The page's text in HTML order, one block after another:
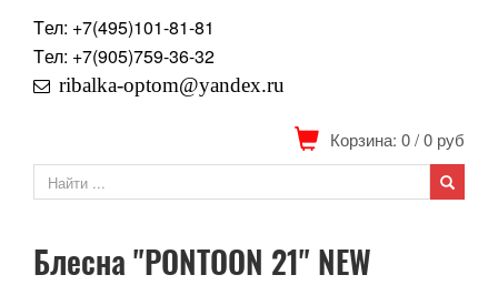
Tел: +7(495)101-81-81
Tел: +7(905)759-36-32
ribalka-optom@yandex.ru
Корзина: 0/0 руб
Блесна "PONTOON 21" NEW